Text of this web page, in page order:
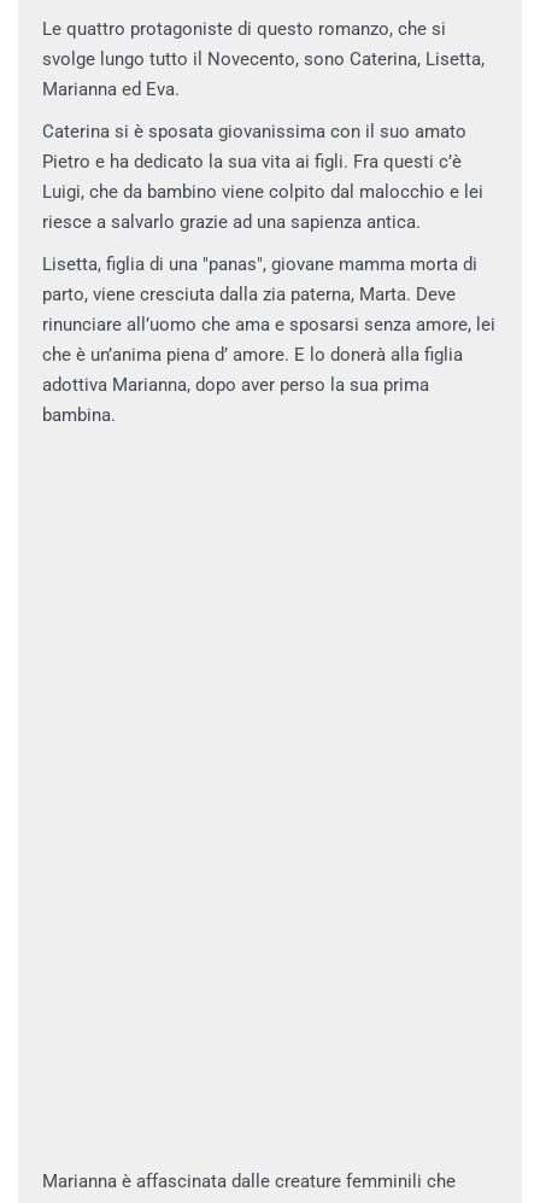
Le quattro protagoniste di questo romanzo, che si
svolge lungo tutto il Novecento, sono Caterina, Lisetta,
Marianna ed Eva.
Caterina si è sposata giovanissima con il suo amato
Pietro e ha dedicato la sua vita ai figli. Fra questi c’è
Luigi, che da bambino viene colpito dal malocchio e lei
riesce a salvarlo grazie ad una sapienza antica.
Lisetta, figlia di una "panas", giovane mamma morta di
parto, viene cresciuta dalla zia paterna, Marta. Deve
rinunciare all’uomo che ama e sposarsi senza amore, lei
che è un’anima piena d’ amore. E lo donerà alla figlia
adottiva Marianna, dopo aver perso la sua prima
bambina.
Marianna è affascinata dalle creature femminili che